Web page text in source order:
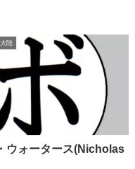
陸
ウォータース(Nicholas